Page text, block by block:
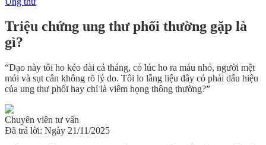
Triệu chứng ung thư phổi thường gặp là
gì?
“Dạo này tôi ho kéo dài cả tháng, có lúc ho ra máu nhỏ, người mệt
mỏi và sụt cân không rõ lý do. Tôi lo lắng liệu đây có phải dấu hiệu
của ung thư phổi hay chỉ là viêm họng thông thường?”
Chuyên viên tư vấn
Đã trả lời: Ngày 21/11/2025